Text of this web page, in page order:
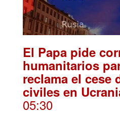
El Papa pide
humanitarios
reclama el cese
civiles en
05:30